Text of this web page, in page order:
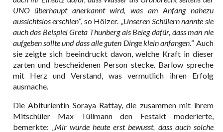
UNO überhaupt anerkannt wird, was am Anfang nahezu
aussichtslos erschien“, so Hölzer. „Unseren Schülern nannte sie
auch das Beispiel Greta Thunberg als Beleg dafür, dass man nie
aufgeben sollte und dass alle guten Dinge klein anfangen.“ Auch
sie zeigte sich beeindruckt davon, welche Kraft in dieser
zarten und bescheidenen Person stecke. Barlow spreche
mit Herz und Verstand, was vermutlich ihren Erfolg
ausmache.
Die Abiturientin Soraya Rattay, die zusammen mit ihrem
Mitschüler Max Tüllmann den Festakt moderierte,
bemerkte: „Mir wurde heute erst bewusst, dass auch solche